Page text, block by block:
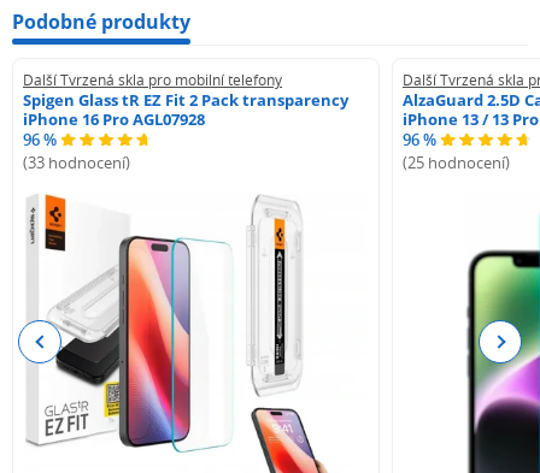
Podobné produkty
Další Tvrzená skla pro mobilní telefony
Spigen Glass tR EZ Fit 2 Pack transparency
iPhone 16 Pro AGL07928
96 %
(33 hodnocení)
Další Tvrzená skla
AlzaGuard 2.5D
iPhone 13 / 13 Pro
96 %
(25 hodnocení)
Previous Next